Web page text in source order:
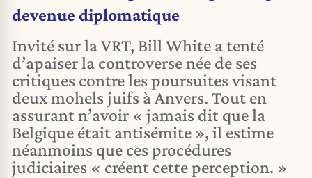
devenue diplomatique
Invité sur la VRT, Bill White a tenté
d’apaiser la controverse née de ses
critiques contre les poursuites visant
deux mohels juifs à Anvers. Tout en
assurant n’avoir « jamais dit que la
Belgique était antisémite », il estime
néanmoins que ces procédures
judiciaires « créent cette perception. »